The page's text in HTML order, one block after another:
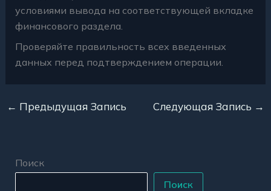
условиями вывода на соответствующей вкладке
финансового раздела.
Проверяйте правильность всех введенных
данных перед подтверждением операции.
← Предыдущая Запись Следующая Запись →
Поиск
Поиск